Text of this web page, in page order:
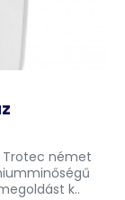
Trotec német
k..